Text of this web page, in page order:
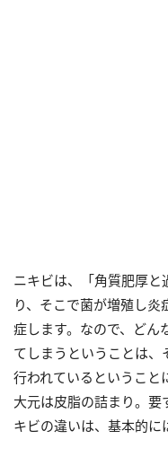
ニキビは、「角質肥厚と
り、そこで菌が増殖し
症します。なので、どん
てしまうということは
行われているということ
大元は皮脂の詰まり。
キビの違いは、基本的に